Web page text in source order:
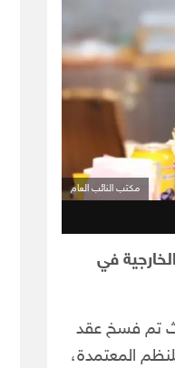
مكتب النائب العام
في
تم فسخ عقد
للنظم المعتمدة،